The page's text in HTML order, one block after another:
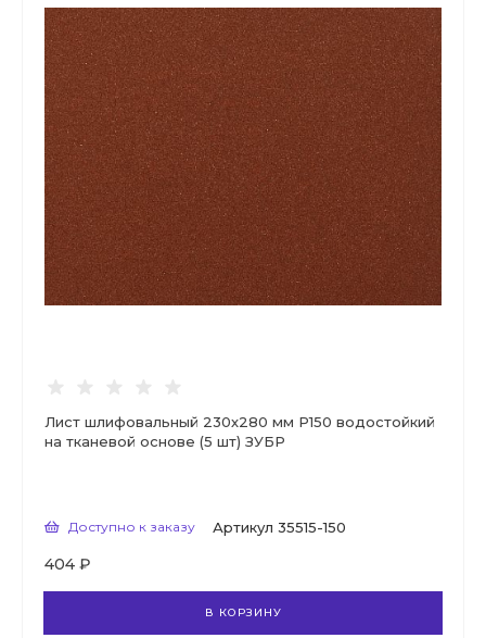
Лист шлифовальный 230х280 мм Р150 водостойкий
на тканевой основе (5 шт) ЗУБР
Доступно к заказу Артикул 35515-150
404 ₽
В КОРЗИНУ